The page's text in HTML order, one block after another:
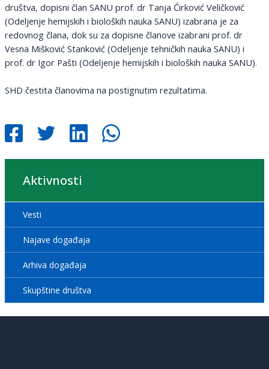
Aktivnosti
Vesti
Najave događaja
Arhiva događaja
Skupštine društva
društva, dopisni član SANU prof. dr Tanja Ćirković Veličković
(Odeljenje hemijskih i bioloških nauka SANU) izabrana je za
redovnog člana, dok su za dopisne članove izabrani prof. dr
Vesna Mišković Stanković (Odeljenje tehničkih nauka SANU) i
prof. dr Igor Pašti (Odeljenje hemijskih i bioloških nauka SANU).
SHD čestita članovima na postignutim rezultatima.